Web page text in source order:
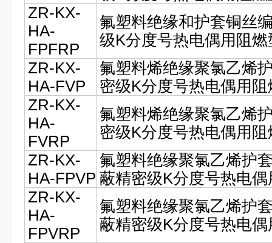
ZR-KX-
HA-
FPFRP
氟塑料绝缘和护套铜丝
级K分度号热电偶用阻
ZR-KX-
HA-FVP
氟塑料烯绝缘聚氯乙烯
密级K分度号热电偶用
ZR-KX-
HA-
FVRP
氟塑料烯绝缘聚氯乙烯
密级K分度号热电偶用
ZR-KX-
HA-FPVP
氟塑料绝缘聚氯乙烯护
蔽精密级K分度号热电
ZR-KX-
HA-
FPVRP
氟塑料绝缘聚氯乙烯护
蔽精密级K分度号热电